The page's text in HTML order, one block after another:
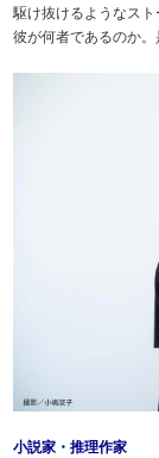
駆け抜けるようなスト
彼が何者であるのか。
小説家・推理作家